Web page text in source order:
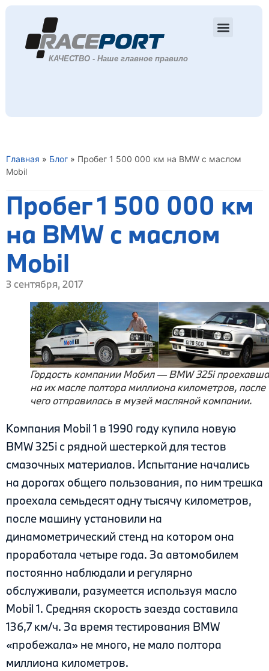
Главная » Блог » Пробег 1 500 000 км на BMW с маслом
Mobil
Пробег 1 500 000 км
на BMW с маслом
Mobil
3 сентября, 2017
Гордость компании Мобил — BMW 325i
на их масле полтора миллиона километров, после
чего отправилась в музей масляной компании.
Компания Mobil 1 в 1990 году купила новую
BMW 325i с рядной шестеркой для тестов
смазочных материалов. Испытание начались
на дорогах общего пользования, по ним трешка
проехала семьдесят одну тысячу километров,
после машину установили на
динамометрический стенд на котором она
проработала четыре года. За автомобилем
постоянно наблюдали и регулярно
обслуживали, разумеется используя масло
Mobil 1. Средняя скорость заезда составила
136,7 км/ч. За время тестирования BMW
«пробежала» не много, не мало полтора
миллиона километров.